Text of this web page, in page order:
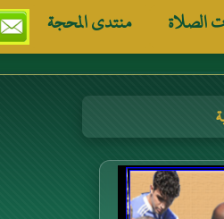
الصلاة منتدى المحجة